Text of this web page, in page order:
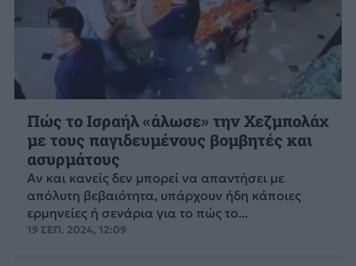
Πώς το Ισραήλ «άλωσε» την Χεζμπολάχ
με τους παγιδευμένους βομβητές και
ασυρμάτους
Αν και κανείς δεν μπορεί να απαντήσει με
απόλυτη βεβαιότητα, υπάρχουν ήδη κάποιες
ερμηνείες ή σενάρια για το πώς το...
19 ΣΕΠ. 2024, 12:09